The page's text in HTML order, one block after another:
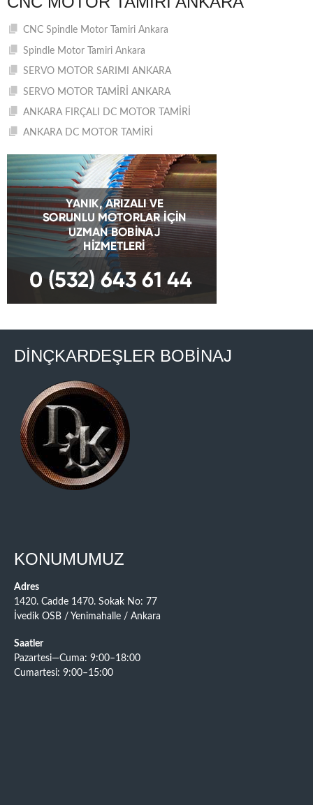
CNC Spindle Motor Tamiri Ankara
Spindle Motor Tamiri Ankara
SERVO MOTOR SARIMI ANKARA
SERVO MOTOR TAMİRİ ANKARA
ANKARA FIRÇALI DC MOTOR TAMİRİ
ANKARA DC MOTOR TAMİRİ
DİNÇKARDEŞLER BOBİNAJ
KONUMUMUZ
Adres
1420. Cadde 1470. Sokak No: 77
İvedik OSB / Yenimahalle / Ankara
Saatler
Pazartesi—Cuma: 9:00–18:00
Cumartesi: 9:00–15:00